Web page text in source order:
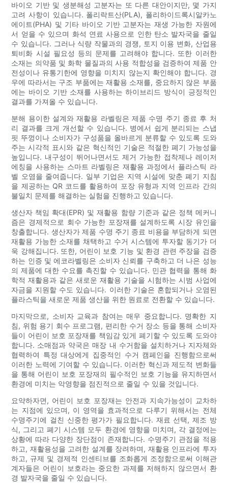
바이오 기반 및 생분해성 고분자는 또 다른 대안이지만, 몇 가지
고려 사항이 있습니다. 폴리락트산(PLA), 폴리하이드록시알카노
에이트(PHA) 및 기타 바이오 기반 고분자는 재생 가능한 자원에
서 얻을 수 있으며 화석 연료 사용으로 인한 탄소 발자국을 줄일
수 있습니다. 그러나 식량 작물과의 경쟁, 토지 이용 변화, 산업용
퇴비화 시설 필요성 등의 문제를 고려해야 합니다. 또한 이러한
소재는 의약품 및 화학 물질과의 사용 적합성을 검증하여 제품 안
전성이나 유통기한에 영향을 미치지 않는지 확인해야 합니다. 경
우에 따라서는 구조 부품에는 재활용 소재를, 중요하지 않은 부품
에는 바이오 기반 소재를 사용하는 하이브리드 방식이 긍정적인
결과를 가져올 수 있습니다.
분해 용이한 설계와 재활용 라벨링은 제품 수명 주기 종료 후 처
리 결과를 크게 개선할 수 있습니다. 병에서 쉽게 분리되는 스냅
핏 뚜껑이나 소비자가 구성품을 올바르게 분류할 수 있도록 도와
주는 시각적 표시와 같은 혁신적인 기술은 적절한 폐기 가능성을
높입니다. 내구성이 뛰어나면서도 제거 가능한 접착제나 레이저
에칭을 사용하는 스마트 라벨링은 재활용 과정에서 플라스틱 라
벨 오염을 줄여줍니다. 일부 기업은 지역 시설에 맞춘 폐기 지침
을 제공하는 QR 코드를 활용하여 포장 유형과 지역 인프라 간의
불일치 문제를 해결하는 실험을 진행하고 있습니다.
생산자 책임 확대(EPR) 및 재활용 함량 기준과 같은 정책 메커니
즘은 경제적으로 회수 가능한 포장재를 설계하도록 시장 유인을
창출합니다. 생산자가 제품 수명 주기 종료 비용을 부담하게 되면
재활용 가능한 소재를 채택하고 수거 시스템에 투자할 동기가 더
욱 강해집니다. 또한, 어린이 보호 기능 및 환경 관련 주장을 검증
하는 인증 및 에코라벨링은 소비자 신뢰를 구축하고 더 나은 성능
의 제품에 대한 수요를 촉진할 수 있습니다. 민관 협력을 통해 화
학적 재활용과 같은 새로운 재활용 기술을 시험하는 시범 사업에
자금을 지원할 수도 있습니다. 이러한 기술은 혼합되거나 오염된
플라스틱을 새로운 제품 생산을 위한 원료로 전환할 수 있습니다.
마지막으로, 소비자 교육과 참여는 매우 중요합니다. 명확한 지
침, 위험 용기 회수 프로그램, 편리한 수거 장소 등을 통해 소비자
들이 어린이 보호 포장재를 책임감 있게 폐기할 수 있도록 도와야
합니다. 소매점과 약국은 매장 내 수거함을 설치하거나 지자체와
협력하여 특정 대상에게 집중적인 수거 캠페인을 진행함으로써
이러한 노력에 기여할 수 있습니다. 이러한 혁신과 제도적 변화들
을 통해 어린이 보호 포장재의 필수적인 보호 기능을 유지하면서
환경에 미치는 악영향을 점진적으로 줄일 수 있을 것입니다.
요약하자면, 어린이 보호 포장재는 안전과 지속가능성이 교차하
는 지점에 있으며, 이 영역을 효과적으로 다루기 위해서는 전체
수명주기에 걸친 신중한 평가가 필요합니다. 재료 선택, 제조 방
식, 그리고 폐기 시스템 모두 환경에 영향을 미치며, 각 결정에는
상황에 따라 다양한 장단점이 존재합니다. 수명주기 관점을 적용
하고, 재활용성을 고려한 설계를 장려하며, 재활용 인프라에 투자
하고, 규제 및 경제적 인센티브를 조화롭게 조정함으로써 이해관
계자들은 어린이 보호라는 중요한 과제를 저해하지 않으면서 환
경 발자국을 줄일 수 있습니다.